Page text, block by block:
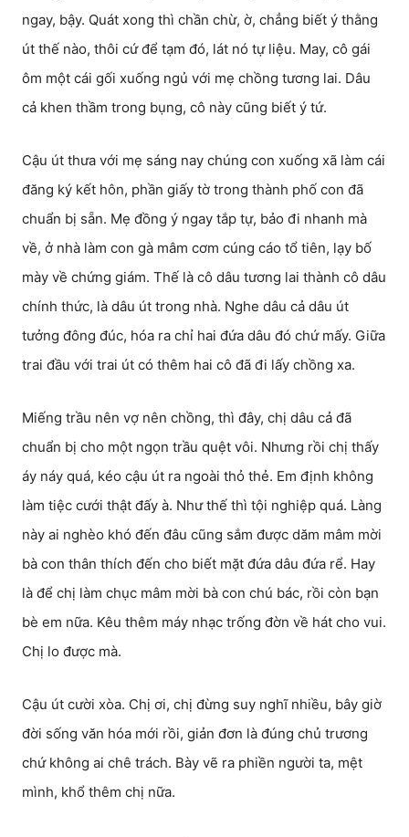
ngay, bậy. Quát xong thì chần chừ, ờ, chẳng biết ý thằng
út thế nào, thôi cứ để tạm đó, lát nó tự liệu. May, cô gái
ôm một cái gối xuống ngủ với mẹ chồng tương lai. Dâu
cả khen thầm trong bụng, cô này cũng biết ý tứ.
Cậu út thưa với mẹ sáng nay chúng con xuống xã làm cái
đăng ký kết hôn, phần giấy tờ trong thành phố con đã
chuẩn bị sẵn. Mẹ đồng ý ngay tắp tự, bảo đi nhanh mà
về, ở nhà làm con gà mâm cơm cúng cáo tổ tiên, lạy bố
mày về chứng giám. Thế là cô dâu tương lai thành cô dâu
chính thức, là dâu út trong nhà. Nghe dâu cả dâu út
tưởng đông đúc, hóa ra chỉ hai đứa dâu đó chứ mấy. Giữa
trai đầu với trai út có thêm hai cô đã đi lấy chồng xa.
Miếng trầu nên vợ nên chồng, thì đây, chị dâu cả đã
chuẩn bị cho một ngọn trầu quệt vôi. Nhưng rồi chị thấy
áy náy quá, kéo cậu út ra ngoài thỏ thẻ. Em định không
làm tiệc cưới thật đấy à. Như thế thì tội nghiệp quá. Làng
này ai nghèo khó đến đâu cũng sắm được dăm mâm mời
bà con thân thích đến cho biết mặt đứa dâu đứa rể. Hay
là để chị làm chục mâm mời bà con chú bác, rồi còn bạn
bè em nữa. Kêu thêm máy nhạc trống đờn về hát cho vui.
Chị lo được mà.
Cậu út cười xòa. Chị ơi, chị đừng suy nghĩ nhiều, bây giờ
đời sống văn hóa mới rồi, giản đơn là đúng chủ trương
chứ không ai chê trách. Bày vẽ ra phiền người ta, mệt
mình, khổ thêm chị nữa.